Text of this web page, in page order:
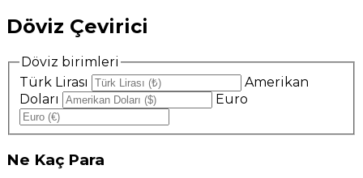
Döviz Çevirici
Döviz birimleri
Türk Lirası
Amerikan
Doları
Euro
Ne Kaç Para